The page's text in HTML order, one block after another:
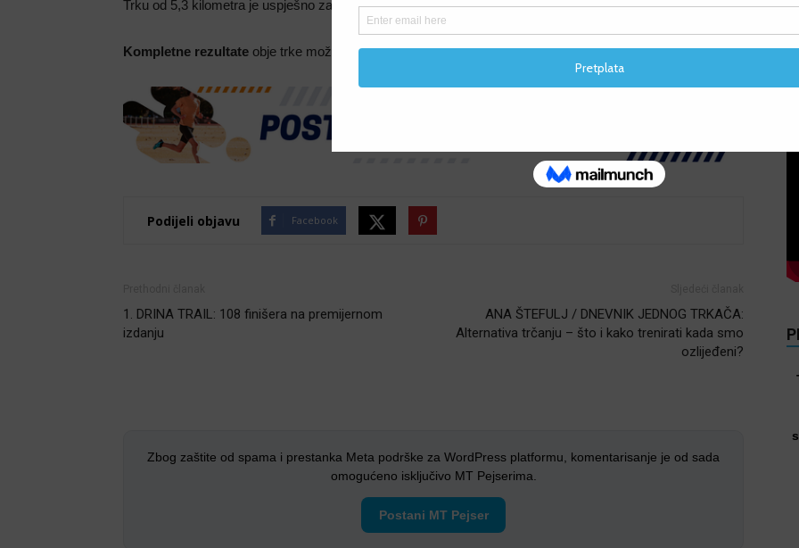
Trku od 5,3 kilometra je uspješno završilo89 takmičara. Trka na 10 kilometara je imala115 finišera.
Kompletne rezultate obje trke možete provjeriti naLINK-u.
Podijeli objavu Facebook
1. DRINA TRAIL: 108 finišera na premijernom
izdanju
ANA ŠTEFULJ / DNEVNIK JEDNOG TRKAČA:
Alternativa trčanju – što i kako trenirati kada smo
ozlijeđeni?
Zbog zaštite od spama i prestanka Meta podrške za WordPress platformu, komentarisanje je od sada
omogućeno isključivo MT Pejserima.
Postani MT Pejser